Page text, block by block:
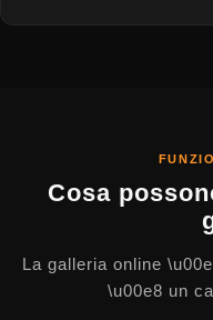
Cosa
La galleria online
\u00e8 un